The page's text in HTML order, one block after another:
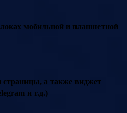
мобильной и планшетной
страницы, а также виджет
и т.д.)